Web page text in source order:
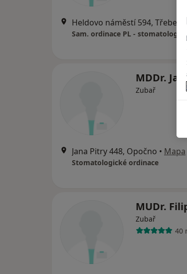
Sam. ordinace PL - stomatologa
MDDr.
Zubař
Jana Pitry 448, Opočno • Mapa
Stomatologické ordinace
MUDr.
Zubař
40